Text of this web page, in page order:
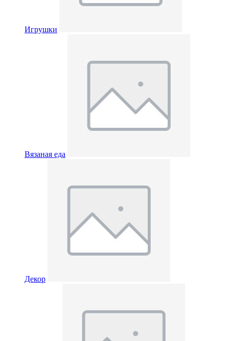
Игрушки
Вязаная еда
Декор